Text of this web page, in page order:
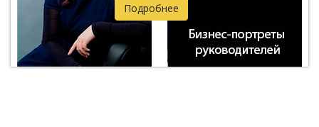
Подробнее